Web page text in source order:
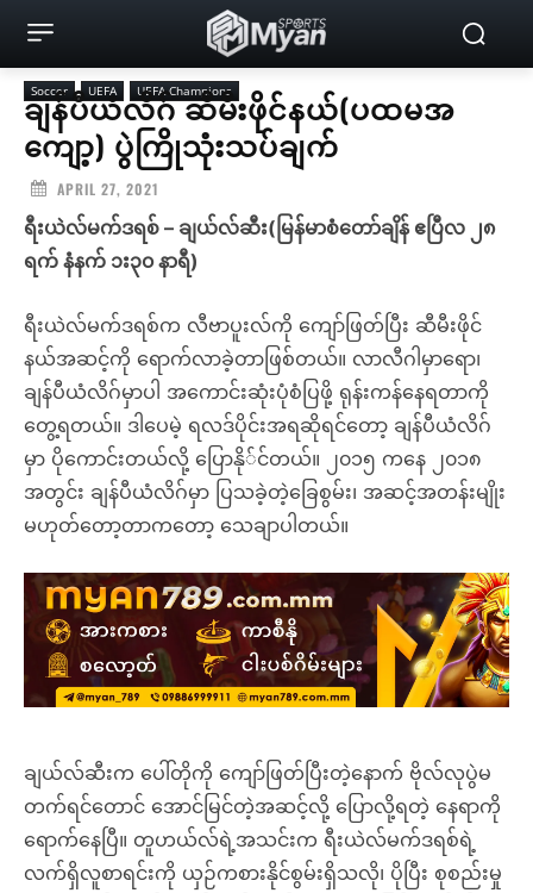
Soccer UEFA UEFA Champions
ချန်ပီယံလိဂ် ဆီမီးဖိုင်နယ်(ပထမအ
ကျော့) ပွဲကြိုသုံးသပ်ချက်
APRIL 27, 2021
ရီးယဲလ်မက်ဒရစ် – ချယ်လ်ဆီး(မြန်မာစံတော်ချိန် ဧပြီလ ၂၈
ရက် နံနက် ၁း၃၀ နာရီ)
ရီးယဲလ်မက်ဒရစ်က လီဗာပူးလ်ကို ကျော်ဖြတ်ပြီး ဆီမီးဖိုင်
နယ်အဆင့်ကို ရောက်လာခဲ့တာဖြစ်တယ်။ လာလီဂါမှာရော၊
ချန်ပီယံလိဂ်မှာပါ အကောင်းဆုံးပုံစံပြဖို့ ရုန်းကန်နေရတာကို
တွေ့ရတယ်။ ဒါပေမဲ့ ရလဒ်ပိုင်းအရဆိုရင်တော့ ချန်ပီယံလိဂ်
မှာ ပိုကောင်းတယ်လို့ ပြောနို်င်တယ်။ ၂၀၁၅ ကနေ ၂၀၁၈
အတွင်း ချန်ပီယံလိဂ်မှာ ပြသခဲ့တဲ့ခြေစွမ်း၊ အဆင့်အတန်းမျိုး
မဟုတ်တော့တာကတော့ သေချာပါတယ်။
ချယ်လ်ဆီးက ပေါ်တိုကို ကျော်ဖြတ်ပြီးတဲ့နောက် ဗိုလ်လုပွဲမ
တက်ရင်တောင် အောင်မြင်တဲ့အဆင့်လို့ ပြောလို့ရတဲ့ နေရာကို
ရောက်နေပြီ။ တူဟယ်လ်ရဲ့အသင်းက ရီးယဲလ်မက်ဒရစ်ရဲ့
လက်ရှိလူစာရင်းကို ယှဉ်ကစားနိုင်စွမ်းရှိသလို၊ ပိုပြီး စုစည်းမှု